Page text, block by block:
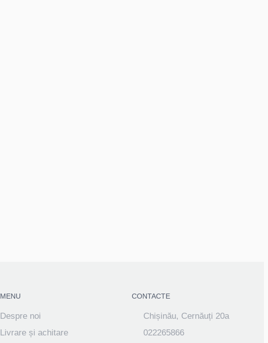
MENU
Despre noi
Livrare și achitare
CONTACTE
Chișinău, Cernăuți 20a
022265866